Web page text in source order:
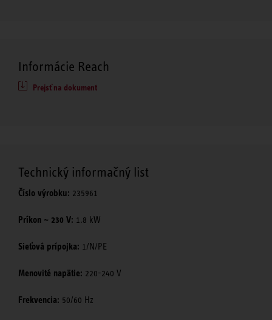
Informácie Reach
Prejsť na dokument
Technický informačný list
Číslo výrobku: 235961
Príkon ~ 230 V: 1.8 kW
Sieťová prípojka: 1/N/PE
Menovité napätie: 220-240 V
Frekvencia: 50/60 Hz